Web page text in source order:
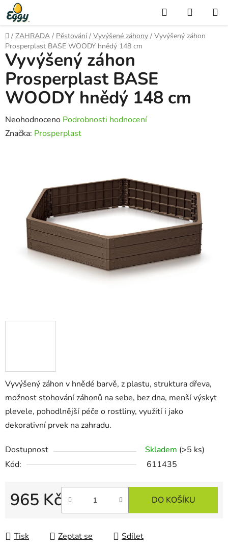
Přejít
na
obsah
Hledat
KOŠÍK
Domů
/ ZAHRADA / Pěstování / Vyvýšené záhony / Vyvýšený záhon
Prosperplast BASE WOODY hnědý 148 cm
Vyvýšený záhon v hnědé barvě, z plastu, struktura dřeva,
možnost stohování záhonů na sebe, bez dna, menší výskyt
plevele, pohodlnější péče o rostliny, využití i jako
dekorativní prvek na zahradu.
Dostupnost Skladem (>5 ks)
Kód:
611435
965 Kč DO KOŠÍKU
Tisk Zeptat se Sdílet
Vyvýšený záhon
Prosperplast BASE
WOODY hnědý 148 cm
Průměrné
hodnocení
hvězdiček.
Neohodnoceno Podrobnosti hodnocení
Značka: Prosperplast